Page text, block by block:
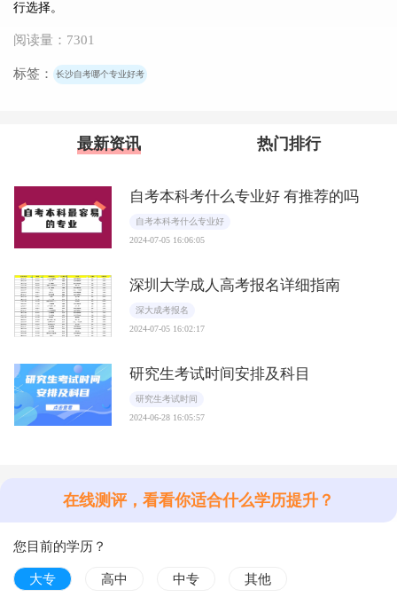
行选择。
阅读量：7301
标签： 长沙自考哪个专业好考
最新资讯 热门排行
自考本科考什么专业好 有推荐的吗
自考本科考什么专业好
2024-07-05 16:06:05
深圳大学成人高考报名详细指南
深大成考报名
2024-07-05 16:02:17
研究生考试时间安排及科目
研究生考试时间
2024-06-28 16:05:57
在线测评，看看你适合什么学历提升？
您目前的学历？
大专 高中 中专 其他